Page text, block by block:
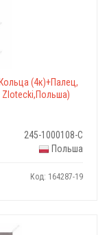
(4к)+Палец,
Zlotecki,Польша)
245-1000108-С
Польша
Код: 164287-19